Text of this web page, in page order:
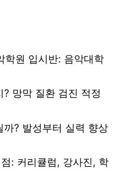
학원 입시반: 음악대학
망막 질환 검진 적정
까? 발성부터 실력 향상
: 커리큘럼, 강사진, 학